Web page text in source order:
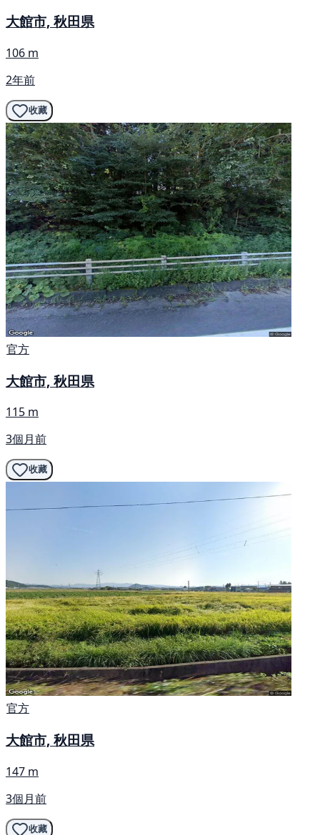
大館市, 秋田県
106 m
2年前
收藏
官方
大館市, 秋田県
115 m
3個月前
收藏
官方
大館市, 秋田県
147 m
3個月前
收藏